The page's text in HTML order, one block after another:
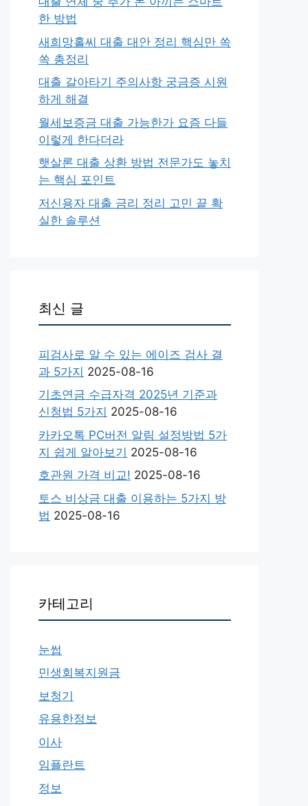
한 방법
새희망홀씨 대출 대안 정리 핵심만 쏙
쏙 총정리
대출 갈아타기 주의사항 궁금증 시원
하게 해결
월세보증금 대출 가능한가 요즘 다들
이렇게 한다더라
햇살론 대출 상환 방법 전문가도 놓치
는 핵심 포인트
저신용자 대출 금리 정리 고민 끝 확
실한 솔루션
최신 글
피검사로 알 수 있는 에이즈 검사 결
과 5가지 2025-08-16
기초연금 수급자격 2025년 기준과
신청법 5가지 2025-08-16
카카오톡 PC버전 알림 설정방법 5가
지 쉽게 알아보기 2025-08-16
호관원 가격 비교! 2025-08-16
토스 비상금 대출 이용하는 5가지 방
법 2025-08-16
카테고리
눈썹
민생회복지원금
보청기
유용한정보
이사
임플란트
정보